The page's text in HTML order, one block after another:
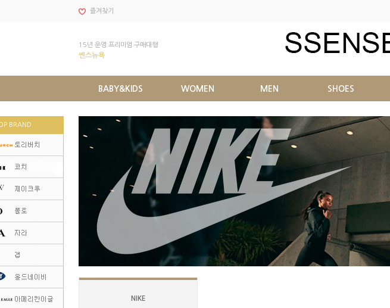
즐겨찾기
15년 운영 프리미엄 구매대행
쎈스뉴욕
BABY&KIDS WOMEN MEN SHOES
BRAND
NIKE